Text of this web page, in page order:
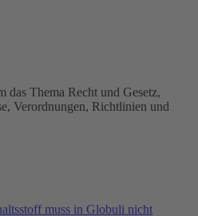
Thema Recht und Gesetz,
Verordnungen, Richtlinien und
muss in Globuli nicht